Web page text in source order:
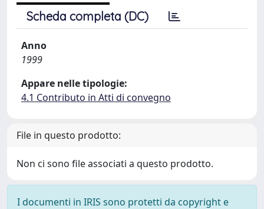
Scheda completa (DC)
Anno
1999
Appare nelle tipologie:
4.1 Contributo in Atti di convegno
File in questo prodotto:
Non ci sono file associati a questo prodotto.
I documenti in IRIS sono protetti da copyright e